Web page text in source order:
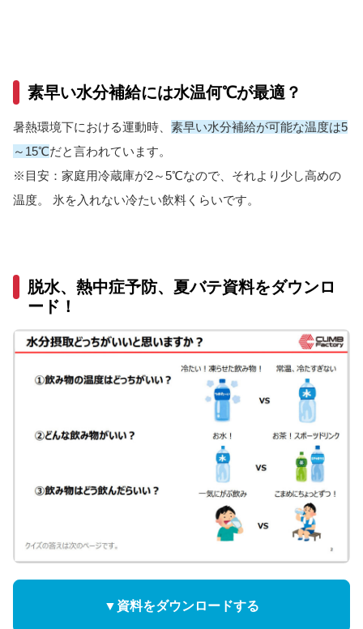
素早い水分補給には水温何℃が最適？
暑熱環境下における運動時、 素早い水分補給が可能な温度は5
～15℃だと言われています。
※目安：家庭用冷蔵庫が2～5℃なので、それより少し高めの
温度。
氷を入れない冷たい飲料くらいです。
脱水、熱中症予防、夏バテ資料をダウンロ
ード！
▼資料をダウンロードする